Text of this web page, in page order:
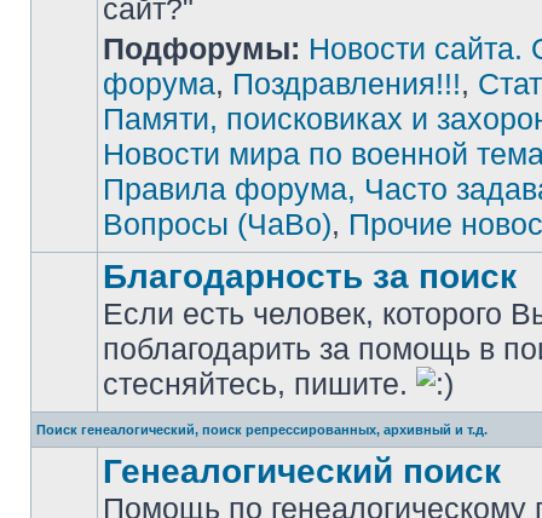
Нет
непрочитанных
сообщений
сайт?"
Подфорумы: Новости сайта.
форума, Поздравления!!!,
Памяти, поисковиках и
Новости мира по военной
Правила форума, Часто
Вопросы (ЧаВо), Прочие
сообщений
Благодарность за поиск
Если есть человек, которого
поблагодарить за помощь в
стесняйтесь, пишите.
Поиск генеалогический, поиск репрессированных, архивный и т.д.
Генеалогический поиск
Помощь по генеалогическому